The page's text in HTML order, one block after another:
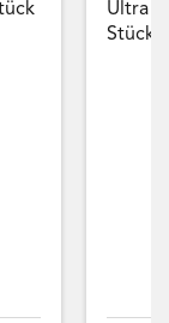
Ultra
Stück